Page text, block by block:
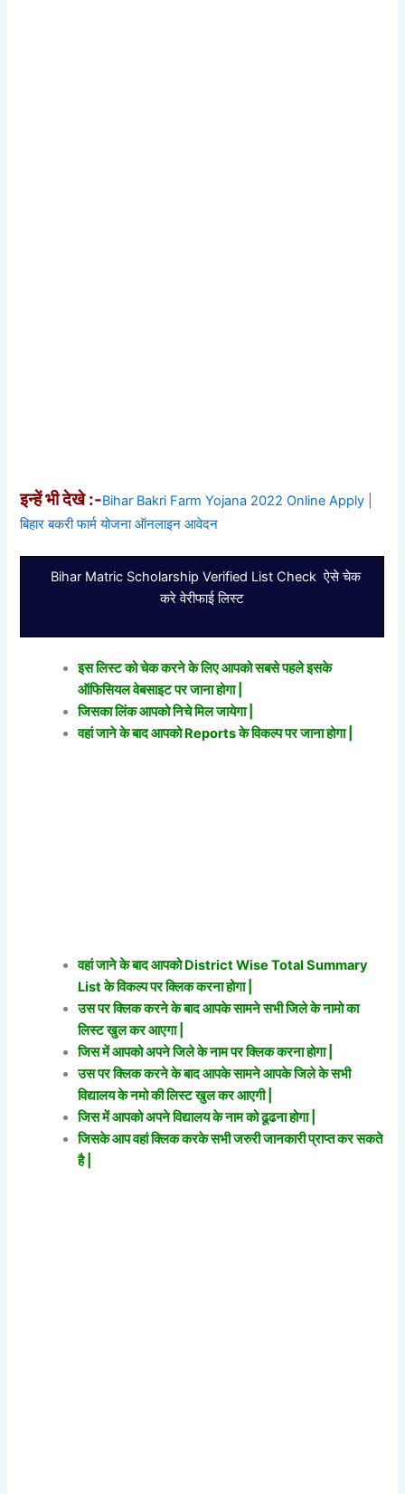
इन्हें भी देखे :-Bihar Bakri Farm Yojana 2022 Online Apply |
बिहार बकरी फार्म योजना ऑनलाइन आवेदन
Bihar Matric Scholarship Verified List Check ऐसे चेक
करे वेरीफाई लिस्ट
इस लिस्ट को चेक करने के लिए आपको सबसे पहले इसके
ऑफिसियल वेबसाइट पर जाना होगा |
जिसका लिंक आपको निचे मिल जायेगा |
वहां जाने के बाद आपको Reports के विकल्प पर जाना होगा |
वहां जाने के बाद आपको District Wise Total Summary
List के विकल्प पर क्लिक करना होगा |
उस पर क्लिक करने के बाद आपके सामने सभी जिले के नामो का
लिस्ट खुल कर आएगा |
जिस में आपको अपने जिले के नाम पर क्लिक करना होगा |
उस पर क्लिक करने के बाद आपके सामने आपके जिले के सभी
विद्यालय के नमो की लिस्ट खुल कर आएगी |
जिस में आपको अपने विद्यालय के नाम को ढूढना होगा |
जिसके आप वहां क्लिक करके सभी जरुरी जानकारी प्राप्त कर सकते
है |